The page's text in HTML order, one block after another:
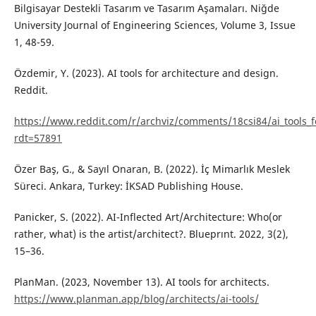
Bilgisayar Destekli Tasarım ve Tasarım Aşamaları. Niğde
University Journal of Engineering Sciences, Volume 3, Issue
1, 48-59.
Özdemir, Y. (2023). AI tools for architecture and design.
Reddit.
https://www.reddit.com/r/archviz/comments/18csi84/
rdt=57891
Özer Baş, G., & Sayıl Onaran, B. (2022). İç Mimarlık Meslek
Süreci. Ankara, Turkey: İKSAD Publishing House.
Panicker, S. (2022). AI-Inflected Art/Architecture: Who(or
rather, what) is the artist/architect?. Blueprınt. 2022, 3(2),
15–36.
PlanMan. (2023, November 13). AI tools for architects.
https://www.planman.app/blog/architects/ai-tools/